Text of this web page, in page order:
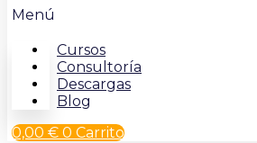
Menú
Cursos
Consultoría
Descargas
Blog
0,00 € 0 Carrito